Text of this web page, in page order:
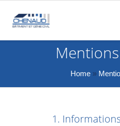
Home »
1.